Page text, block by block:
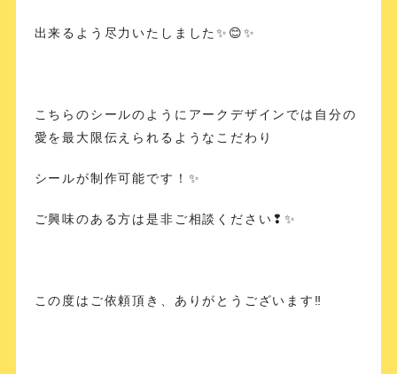
出来るよう尽力いたしました✨😊✨
こちらのシールのようにアークデザインでは自分の
愛を最大限伝えられるようなこだわり
シールが制作可能です！✨
ご興味のある方は是非ご相談ください❢✨
この度はご依頼頂き、ありがとうございます‼️